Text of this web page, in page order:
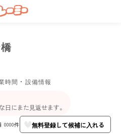
時間・設備情報
日にまた見返せます。
0000件 無料登録して候補に入れる